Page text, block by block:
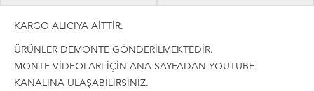
KARGO ALICIYA AİTTİR.
ÜRÜNLER DEMONTE GÖNDERİLMEKTEDİR.
MONTE VİDEOLARI İÇİN ANA SAYFADAN YOUTUBE
KANALINA ULAŞABİLİRSİNİZ.